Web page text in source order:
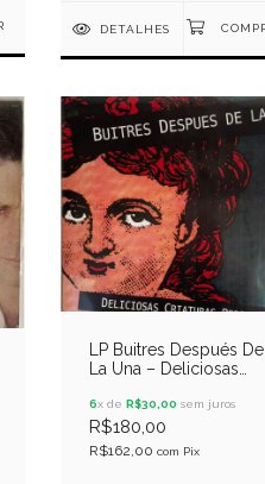
DETALHES
LP Buitres Después De
La Una – Deliciosas
6x de R$30,00 sem juros
R$180,00
R$162,00 com Pix